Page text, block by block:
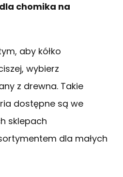
chomika na
aby kółko
wybierz
z drewna. Takie
dostępne są we
sklepach
dla małych